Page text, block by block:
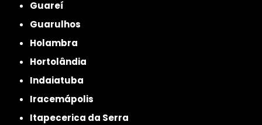
Guareí
Guarulhos
Holambra
Hortolândia
Indaiatuba
Iracemápolis
Itapecerica da Serra